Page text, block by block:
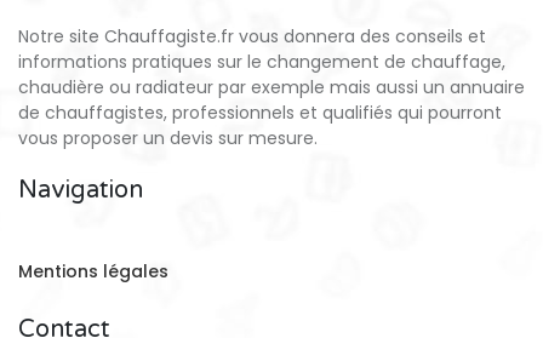
Notre site Chauffagiste.fr vous donnera des conseils et
informations pratiques sur le changement de chauffage,
chaudière ou radiateur par exemple mais aussi un annuaire
de chauffagistes, professionnels et qualifiés qui pourront
vous proposer un devis sur mesure.
Navigation
Mentions légales
Contact